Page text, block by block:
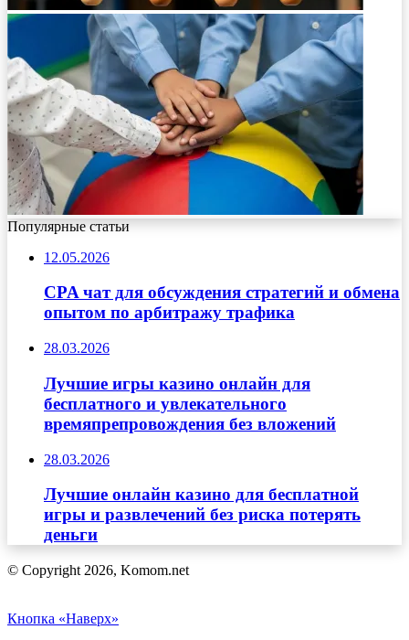
Популярные статьи
12.05.2026
CPA чат для обсуждения стратегий и обмена
опытом по арбитражу трафика
28.03.2026
Лучшие игры казино онлайн для
бесплатного и увлекательного
времяпрепровождения без вложений
28.03.2026
Лучшие онлайн казино для бесплатной
игры и развлечений без риска потерять
деньги
© Copyright 2026, Komom.net
Кнопка «Наверх»